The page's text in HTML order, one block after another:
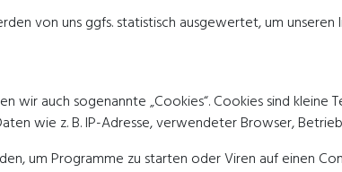
von uns ggfs. statistisch ausgewertet, um
wir auch sogenannte „Cookies“. Cookies sind
wie z. B. IP-Adresse, verwendeter Browser,
um Programme zu starten oder Viren auf einen